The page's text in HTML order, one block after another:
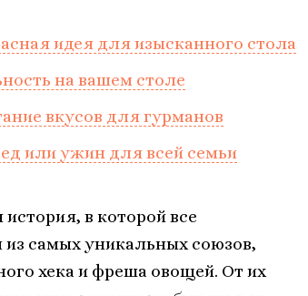
идея для изысканного стола
на вашем столе
вкусов для гурманов
или ужин для всей семьи
в которой все
самых уникальных союзов,
хека и фреша овощей. От их